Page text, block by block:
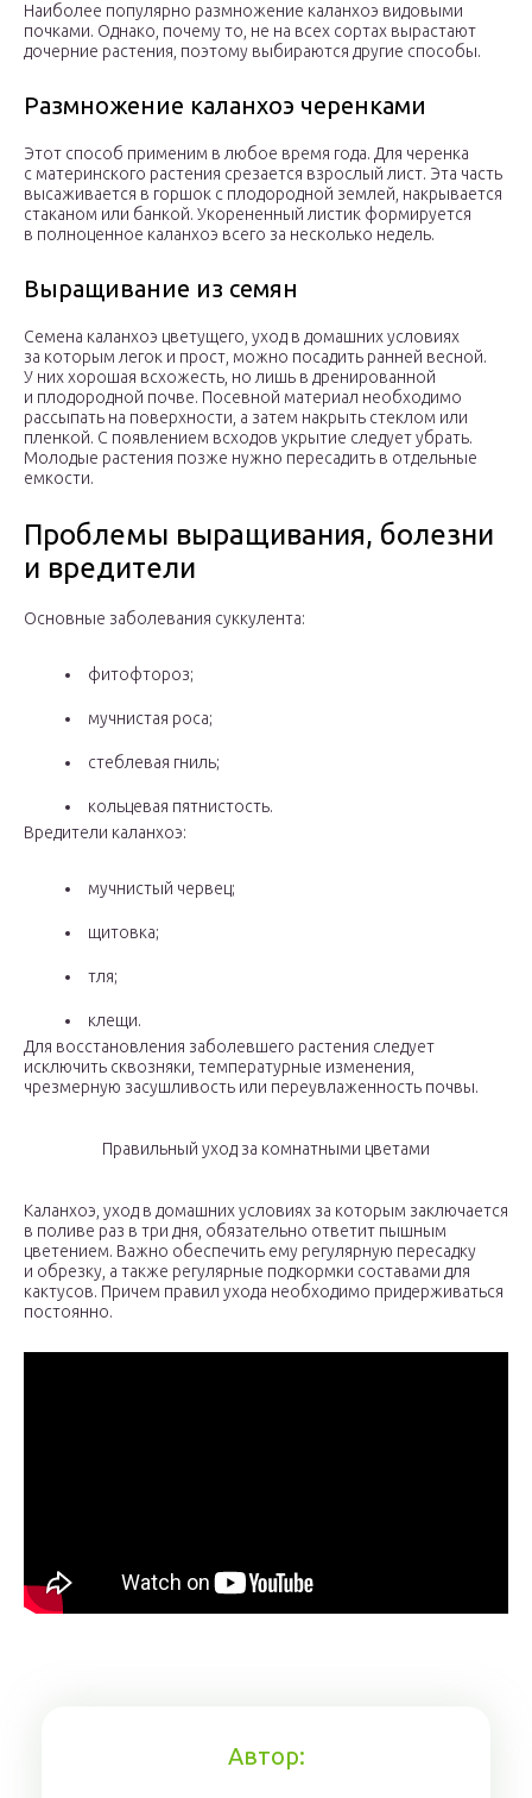
Наиболее популярно размножение каланхоэ видовыми
почками. Однако, почему то, не на всех сортах вырастают
дочерние растения, поэтому выбираются другие способы.
Размножение каланхоэ черенками
Этот способ применим в любое время года. Для черенка
с материнского растения срезается взрослый лист. Эта часть
высаживается в горшок с плодородной землей, накрывается
стаканом или банкой. Укорененный листик формируется
в полноценное каланхоэ всего за несколько недель.
Выращивание из семян
Семена каланхоэ цветущего, уход в домашних условиях
за которым легок и прост, можно посадить ранней весной.
У них хорошая всхожесть, но лишь в дренированной
и плодородной почве. Посевной материал необходимо
рассыпать на поверхности, а затем накрыть стеклом или
пленкой. С появлением всходов укрытие следует убрать.
Молодые растения позже нужно пересадить в отдельные
емкости.
Проблемы выращивания, болезни
и вредители
Основные заболевания суккулента:
фитофтороз;
мучнистая роса;
стеблевая гниль;
кольцевая пятнистость.
Вредители каланхоэ:
мучнистый червец;
щитовка;
тля;
клещи.
Для восстановления заболевшего растения следует
исключить сквозняки, температурные изменения,
чрезмерную засушливость или переувлаженность почвы.
Правильный уход за комнатными цветами
Каланхоэ, уход в домашних условиях за которым заключается
в поливе раз в три дня, обязательно ответит пышным
цветением. Важно обеспечить ему регулярную пересадку
и обрезку, а также регулярные подкормки составами для
кактусов. Причем правил ухода необходимо придерживаться
постоянно.
Автор: